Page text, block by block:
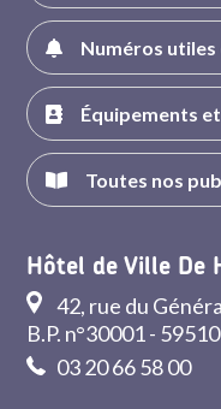
Numéros
Équipements
Toutes nos
Hôtel de Ville De
42, rue du
B.P. n°30001 -
03 20 66 58 00